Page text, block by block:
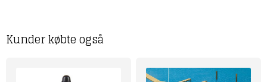
Kunder købte også